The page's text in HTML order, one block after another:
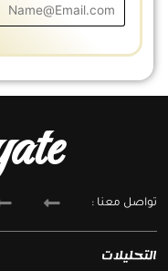
التحليلات
تواصل معنا :